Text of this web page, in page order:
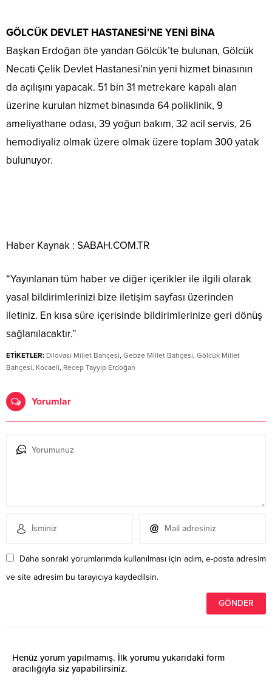
GÖLCÜK DEVLET HASTANESİ’NE YENİ BİNA
Başkan Erdoğan öte yandan Gölcük’te bulunan, Gölcük
Necati Çelik Devlet Hastanesi’nin yeni hizmet binasının
da açılışını yapacak. 51 bin 31 metrekare kapalı alan
üzerine kurulan hizmet binasında 64 poliklinik, 9
ameliyathane odası, 39 yoğun bakım, 32 acil servis, 26
hemodiyaliz olmak üzere olmak üzere toplam 300 yatak
bulunuyor.
Haber Kaynak : SABAH.COM.TR
“Yayınlanan tüm haber ve diğer içerikler ile ilgili olarak
yasal bildirimlerinizi bize iletişim sayfası üzerinden
iletiniz. En kısa süre içerisinde bildirimlerinize geri dönüş
sağlanılacaktır.”
ETİKETLER: Dilovası Millet Bahçesi, Gebze Millet Bahçesi, Gölcük Millet
Bahçesi, Kocaeli, Recep Tayyip Erdoğan
Yorumlar
Daha sonraki yorumlarımda kullanılması için adım, e-posta adresim
ve site adresim bu tarayıcıya kaydedilsin.
Henüz yorum yapılmamış. İlk yorumu yukarıdaki form
aracılığıyla siz yapabilirsiniz.